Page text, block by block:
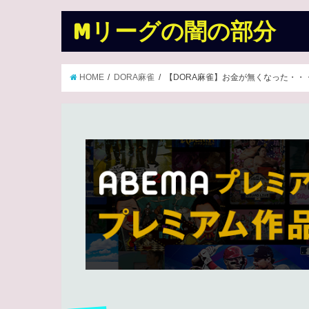
Mリーグの闇の部分
HOME DORA麻雀 【DORA麻雀】お金が無くなった・・